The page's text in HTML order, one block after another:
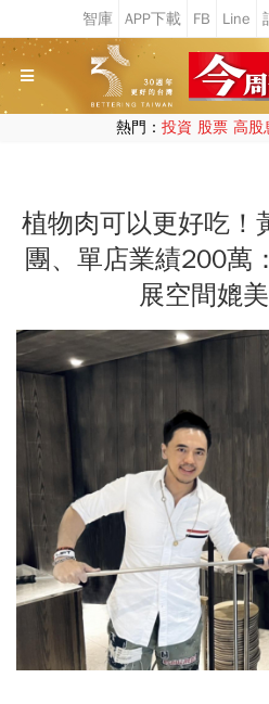
熱門： 投資 股票 高股
植物肉可以更好吃！
團、單店業績200萬
展空間媲